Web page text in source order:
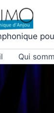
Qui